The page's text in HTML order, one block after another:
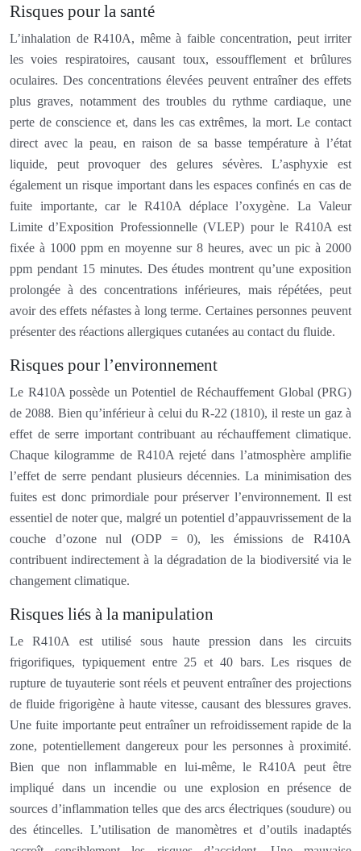
Risques pour la santé
L’inhalation de R410A, même à faible concentration, peut irriter
les voies respiratoires, causant toux, essoufflement et brûlures
oculaires. Des concentrations élevées peuvent entraîner des effets
plus graves, notamment des troubles du rythme cardiaque, une
perte de conscience et, dans les cas extrêmes, la mort. Le contact
direct avec la peau, en raison de sa basse température à l’état
liquide, peut provoquer des gelures sévères. L’asphyxie est
également un risque important dans les espaces confinés en cas de
fuite importante, car le R410A déplace l’oxygène. La Valeur
Limite d’Exposition Professionnelle (VLEP) pour le R410A est
fixée à 1000 ppm en moyenne sur 8 heures, avec un pic à 2000
ppm pendant 15 minutes. Des études montrent qu’une exposition
prolongée à des concentrations inférieures, mais répétées, peut
avoir des effets néfastes à long terme. Certaines personnes peuvent
présenter des réactions allergiques cutanées au contact du fluide.
Risques pour l’environnement
Le R410A possède un Potentiel de Réchauffement Global (PRG)
de 2088. Bien qu’inférieur à celui du R-22 (1810), il reste un gaz à
effet de serre important contribuant au réchauffement climatique.
Chaque kilogramme de R410A rejeté dans l’atmosphère amplifie
l’effet de serre pendant plusieurs décennies. La minimisation des
fuites est donc primordiale pour préserver l’environnement. Il est
essentiel de noter que, malgré un potentiel d’appauvrissement de la
couche d’ozone nul (ODP = 0), les émissions de R410A
contribuent indirectement à la dégradation de la biodiversité via le
changement climatique.
Risques liés à la manipulation
Le R410A est utilisé sous haute pression dans les circuits
frigorifiques, typiquement entre 25 et 40 bars. Les risques de
rupture de tuyauterie sont réels et peuvent entraîner des projections
de fluide frigorigène à haute vitesse, causant des blessures graves.
Une fuite importante peut entraîner un refroidissement rapide de la
zone, potentiellement dangereux pour les personnes à proximité.
Bien que non inflammable en lui-même, le R410A peut être
impliqué dans un incendie ou une explosion en présence de
sources d’inflammation telles que des arcs électriques (soudure) ou
des étincelles. L’utilisation de manomètres et d’outils inadaptés